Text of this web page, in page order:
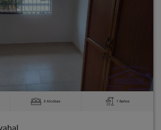
1 Baños 140 m 2